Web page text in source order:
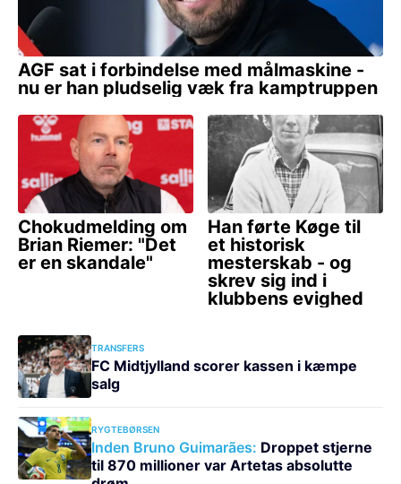
TRANSFERS
FC Midtjylland scorer kassen i kæmpe
salg
RYGTEBØRSEN
Inden Bruno Guimarães: Droppet stjerne
til 870 millioner var Artetas absolutte